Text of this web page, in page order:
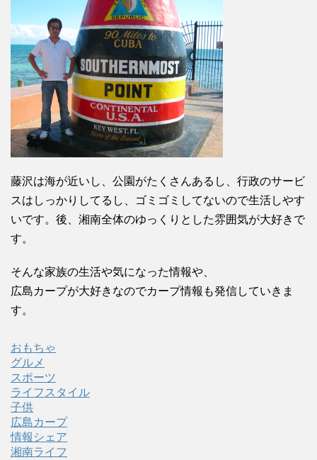
藤沢は海が近いし、公園がたくさんあるし、行政のサービ
スはしっかりしてるし、ゴミゴミしてないので生活しやす
いです。後、湘南全体のゆっくりとした雰囲気が大好きで
す。
そんな家族の生活や気になった情報や、
広島カープが大好きなのでカープ情報も発信していきま
す。
おもちゃ
グルメ
スポーツ
ライフスタイル
子供
広島カープ
情報シェア
湘南ライフ